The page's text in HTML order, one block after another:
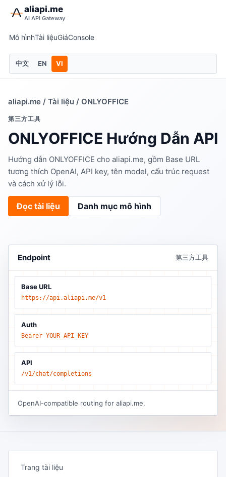
aliapi.me
AI API Gateway
Mô hìnhTài liệuGiáConsole
中文 EN VI
aliapi.me / Tài liệu / ONLYOFFICE
第三方工具
ONLYOFFICE Hướng Dẫn API
Hướng dẫn ONLYOFFICE cho aliapi.me, gồm Base URL
tương thích OpenAI, API key, tên model, cấu trúc request
và cách xử lý lỗi.
Đọc tài liệu Danh mục mô hình
Endpoint 第三方工具
Base URL
https://api.aliapi.me/v1
Auth
Bearer YOUR_API_KEY
API
/v1/chat/completions
OpenAI-compatible routing for aliapi.me.
Trang tài liệu